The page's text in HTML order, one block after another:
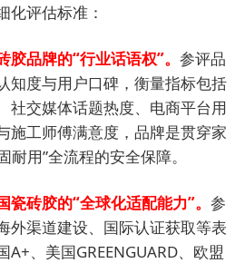
化评估标准：
品牌的“行业话语权”。 参评品
知度与用户口碑，衡量指标包括
社交媒体话题热度、电商平台用
施工师傅满意度，品牌是贯穿家
耐用”全流程的安全保障。
砖胶的“全球化适配能力”。 参
外渠道建设、国际认证获取等表
、美国GREENGUARD、欧盟